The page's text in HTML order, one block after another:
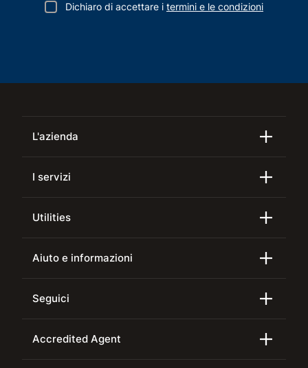
Dichiaro di accettare i termini e le condizioni
L'azienda
I servizi
Utilities
Aiuto e informazioni
Seguici
Accredited Agent